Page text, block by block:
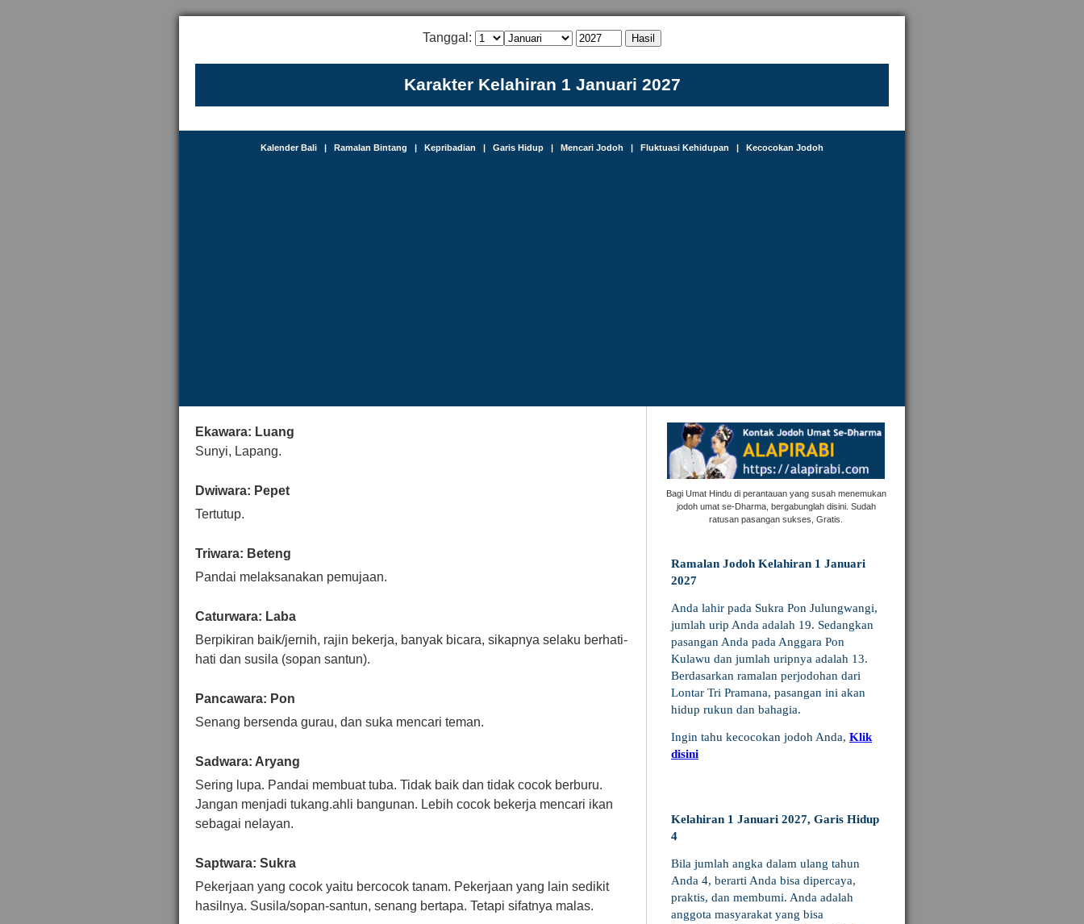
Tanggal:
Karakter Kelahiran 1 Januari 2027
Kalender Bali | Ramalan Bintang | Kepribadian | Garis Hidup | Mencari Jodoh | Fluktuasi Kehidupan | Kecocokan Jodoh
Ekawara: Luang
Sunyi, Lapang.
Dwiwara: Pepet
Tertutup.
Triwara: Beteng
Pandai melaksanakan pemujaan.
Caturwara: Laba
Berpikiran baik/jernih, rajin bekerja, banyak bicara, sikapnya selaku berhati-
hati dan susila (sopan santun).
Pancawara: Pon
Senang bersenda gurau, dan suka mencari teman.
Sadwara: Aryang
Sering lupa. Pandai membuat tuba. Tidak baik dan tidak cocok berburu.
Jangan menjadi tukang.ahli bangunan. Lebih cocok bekerja mencari ikan
sebagai nelayan.
Saptwara: Sukra
Pekerjaan yang cocok yaitu bercocok tanam. Pekerjaan yang lain sedikit
hasilnya. Susila/sopan-santun, senang bertapa. Tetapi sifatnya malas.
Bagi Umat Hindu di perantauan yang susah menemukan
jodoh umat se-Dharma, bergabunglah disini. Sudah
ratusan pasangan sukses, Gratis.
Ramalan Jodoh Kelahiran 1 Januari
2027
Anda lahir pada Sukra Pon Julungwangi,
jumlah urip Anda adalah 19. Sedangkan
pasangan Anda pada Anggara Pon
Kulawu dan jumlah uripnya adalah 13.
Berdasarkan ramalan perjodohan dari
Lontar Tri Pramana, pasangan ini akan
hidup rukun dan bahagia.
Ingin tahu kecocokan jodoh Anda, Klik
disini
Kelahiran 1 Januari 2027, Garis Hidup
4
Bila jumlah angka dalam ulang tahun
Anda 4, berarti Anda bisa dipercaya,
praktis, dan membumi. Anda adalah
anggota masyarakat yang bisa